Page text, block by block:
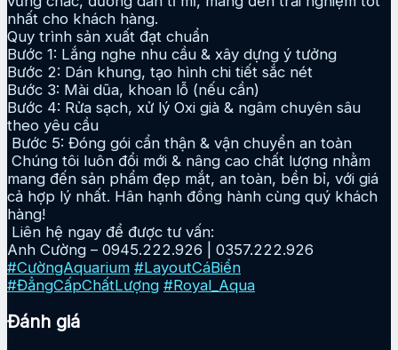
nhất cho khách hàng.
Quy trình sản xuất đạt chuẩn
Bước 1: Lắng nghe nhu cầu & xây dựng ý tưởng
Bước 2: Dán khung, tạo hình chi tiết sắc nét
Bước 3: Mài dũa, khoan lỗ (nếu cần)
Bước 4: Rửa sạch, xử lý Oxi già & ngâm chuyên sâu
theo yêu cầu
Bước 5: Đóng gói cẩn thận & vận chuyển an toàn
Chúng tôi luôn đổi mới & nâng cao chất lượng nhằm
mang đến sản phẩm đẹp mắt, an toàn, bền bỉ, với giá
cả hợp lý nhất. Hân hạnh đồng hành cùng quý khách
hàng!
Liên hệ ngay để được tư vấn:
Anh Cường – 0945.222.926 | 0357.222.926
#CườngAquarium #LayoutCáBiển
#ĐẳngCấpChấtLượng #Royal_Aqua
Đánh giá